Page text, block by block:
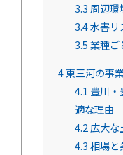
3.3 周辺環
3.4水害リ
3.5業種ご
4東三河の事
4.1 豊川
適な理由
4.2広大な
4.3相場と